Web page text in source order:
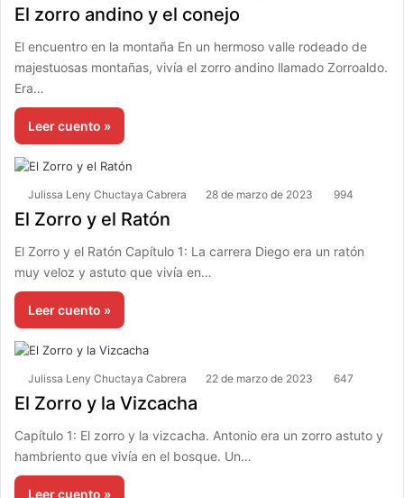
El zorro andino y el conejo
El encuentro en la montaña En un hermoso valle rodeado de
majestuosas montañas, vivía el zorro andino llamado Zorroaldo.
Era…
Leer cuento »
Julissa Leny Chuctaya Cabrera 28 de marzo de 2023 994
El Zorro y el Ratón
El Zorro y el Ratón Capítulo 1: La carrera Diego era un ratón
muy veloz y astuto que vivía en…
Leer cuento »
Julissa Leny Chuctaya Cabrera 22 de marzo de 2023 647
El Zorro y la Vizcacha
Capítulo 1: El zorro y la vizcacha. Antonio era un zorro astuto y
hambriento que vivía en el bosque. Un…
Leer cuento »